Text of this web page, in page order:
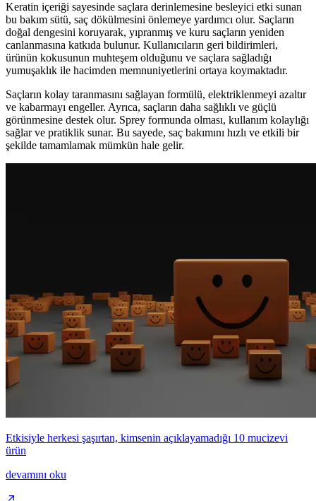
Keratin içeriği sayesinde saçlara derinlemesine besleyici etki sunan
bu bakım sütü, saç dökülmesini önlemeye yardımcı olur. Saçların
doğal dengesini koruyarak, yıpranmış ve kuru saçların yeniden
canlanmasına katkıda bulunur. Kullanıcıların geri bildirimleri,
ürünün kokusunun muhteşem olduğunu ve saçlara sağladığı
yumuşaklık ile hacimden memnuniyetlerini ortaya koymaktadır.
Saçların kolay taranmasını sağlayan formülü, elektriklenmeyi azaltır
ve kabarmayı engeller. Ayrıca, saçların daha sağlıklı ve güçlü
görünmesine destek olur. Sprey formunda olması, kullanım kolaylığı
sağlar ve pratiklik sunar. Bu sayede, saç bakımını hızlı ve etkili bir
şekilde tamamlamak mümkün hale gelir.
Etkisiyle herkesi şaşırtan, kimsenin açıklayamadığı 10 mucizevi
ürün
devamını oku